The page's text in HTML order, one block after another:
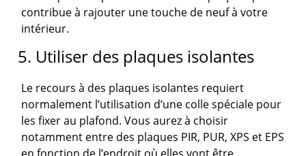
contribue à rajouter une touche de neuf à votre
intérieur.
5. Utiliser des plaques isolantes
Le recours à des plaques isolantes requiert
normalement l’utilisation d’une colle spéciale pour
les fixer au plafond. Vous aurez à choisir
notamment entre des plaques PIR, PUR, XPS et EPS